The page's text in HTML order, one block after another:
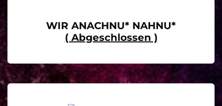
WIR ANACHNU* NAHNU*
( Abgeschlossen )